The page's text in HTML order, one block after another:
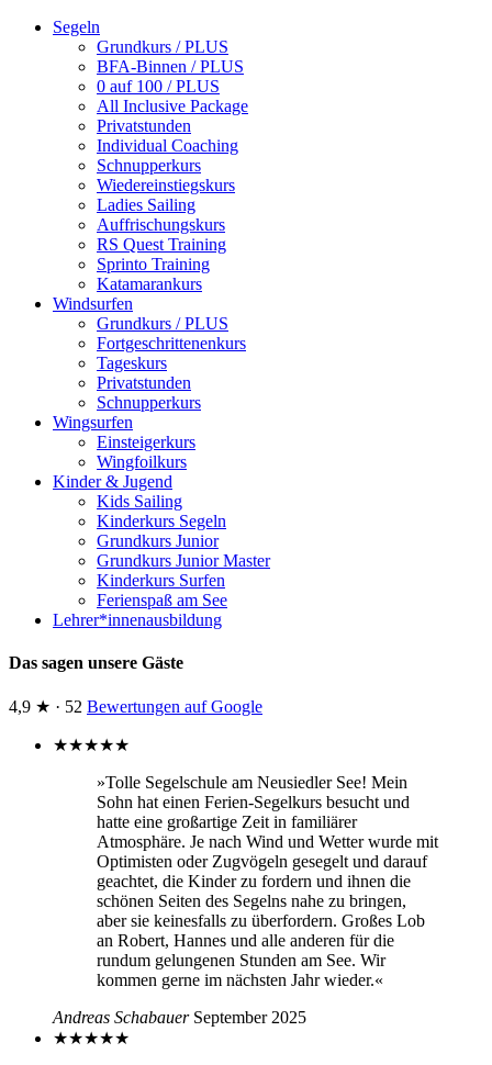
Segeln
Grundkurs / PLUS
BFA-Binnen / PLUS
0 auf 100 / PLUS
All Inclusive Package
Privatstunden
Individual Coaching
Schnupperkurs
Wiedereinstiegskurs
Ladies Sailing
Auffrischungskurs
RS Quest Training
Sprinto Training
Katamarankurs
Windsurfen
Grundkurs / PLUS
Fortgeschrittenenkurs
Tageskurs
Privatstunden
Schnupperkurs
Wingsurfen
Einsteigerkurs
Wingfoilkurs
Kinder & Jugend
Kids Sailing
Kinderkurs Segeln
Grundkurs Junior
Grundkurs Junior Master
Kinderkurs Surfen
Ferienspaß am See
Lehrer*innenausbildung
Das sagen unsere Gäste
4,9 ★ · 52 Bewertungen auf Google
★★★★★
»Tolle Segelschule am Neusiedler See! Mein
Sohn hat einen Ferien-Segelkurs besucht und
hatte eine großartige Zeit in familiärer
Atmosphäre. Je nach Wind und Wetter wurde mit
Optimisten oder Zugvögeln gesegelt und darauf
geachtet, die Kinder zu fordern und ihnen die
schönen Seiten des Segelns nahe zu bringen,
aber sie keinesfalls zu überfordern. Großes Lob
an Robert, Hannes und alle anderen für die
rundum gelungenen Stunden am See. Wir
kommen gerne im nächsten Jahr wieder.«
Andreas Schabauer September 2025
★★★★★